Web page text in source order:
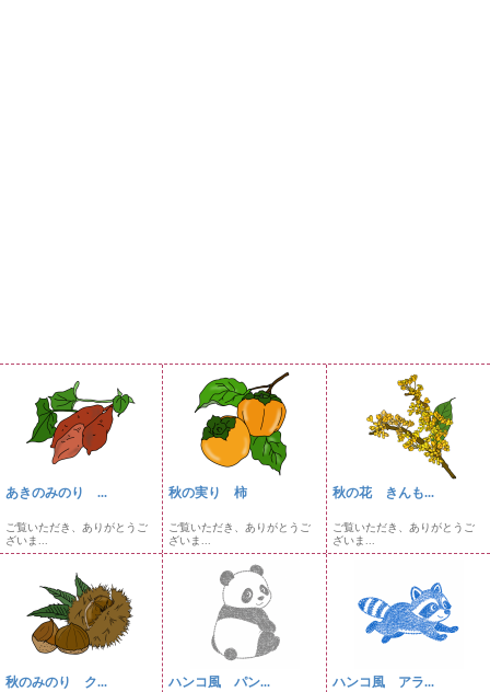
あきのみのり ...
ご覧いただき、ありがとうご
ざいま...
秋の実り 柿
ご覧いただき、ありがとうご
ざいま...
秋の花 きんも...
ご覧いただき、ありがとうご
ざいま...
秋のみのり ク... ハンコ風 パン... ハンコ風 アラ...